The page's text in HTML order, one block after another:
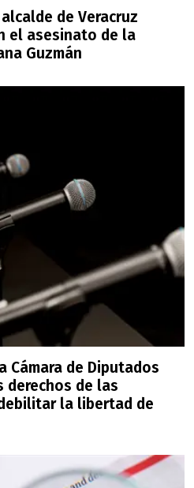
de Veracruz
el asesinato de la
Guzmán
Cámara de Diputados
derechos de las
la libertad de